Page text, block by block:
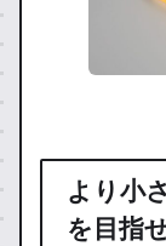
より小
を目指